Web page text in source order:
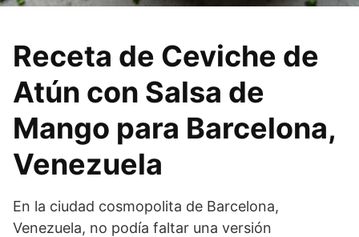
Receta de Ceviche de
Atún con Salsa de
Mango para Barcelona,
Venezuela
En la ciudad cosmopolita de Barcelona,
Venezuela, no podía faltar una versión